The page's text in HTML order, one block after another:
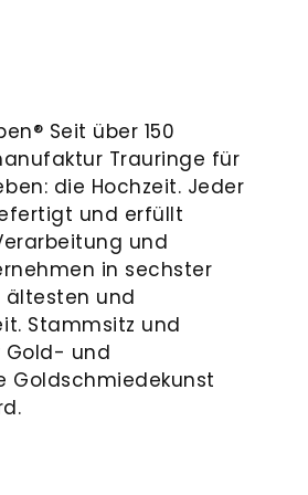
Seit über 150
Trauringe für
die Hochzeit. Jeder
und erfüllt
und
in sechster
ältesten und
Stammsitz und
Gold- und
Goldschmiedekunst